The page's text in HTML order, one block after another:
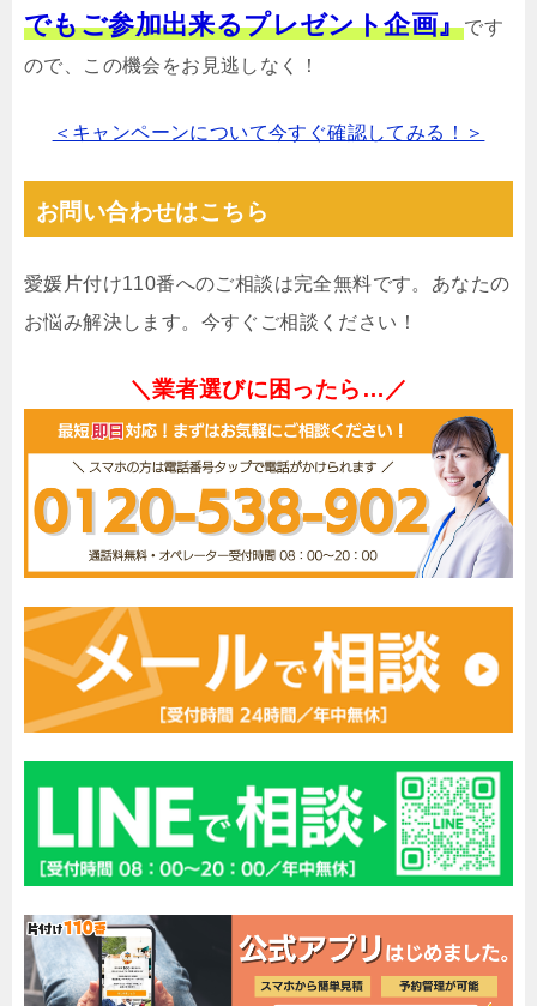
でもご参加出来るプレゼント企画』です
ので、この機会をお見逃しなく！
＜キャンペーンについて今すぐ確認してみる！＞
お問い合わせはこちら
愛媛片付け110番へのご相談は完全無料です。あなたの
お悩み解決します。今すぐご相談ください！
＼業者選びに困ったら…／